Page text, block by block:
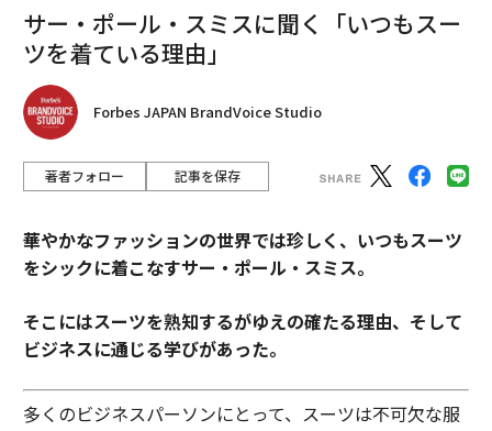
サー・ポール・スミスに聞く「いつもスー
ツを着ている理由」
Forbes JAPAN BrandVoice Studio
著者フォロー 記事を保存
華やかなファッションの世界では珍しく、いつもスーツ
をシックに着こなすサー・ポール・スミス。
そこにはスーツを熟知するがゆえの確たる理由、そして
ビジネスに通じる学びがあった。
多くのビジネスパーソンにとって、スーツは不可欠な服